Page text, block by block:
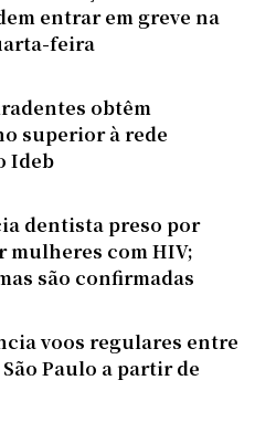
educação de Porto
entrar em greve na
obtêm
superior à rede
dentista preso por
mulheres com HIV;
voos regulares entre
Paulo a partir de